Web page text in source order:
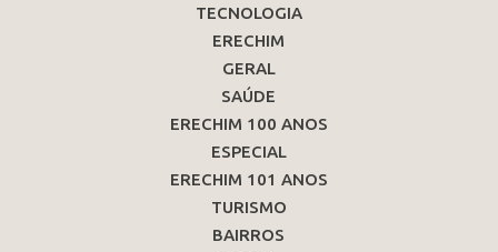
TECNOLOGIA
ERECHIM
GERAL
SAÚDE
ERECHIM 100 ANOS
ESPECIAL
ERECHIM 101 ANOS
TURISMO
BAIRROS